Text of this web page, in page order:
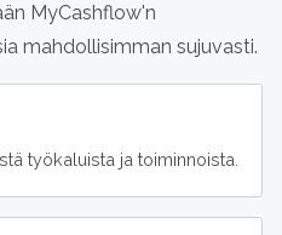
MyCashflow'n
mahdollisimman sujuvasti.
työkaluista ja toiminnoista.